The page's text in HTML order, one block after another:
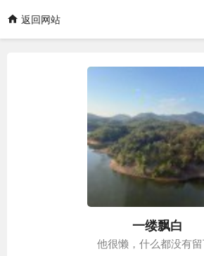
返回网站
一缕飘白
他很懒，什么都没有留